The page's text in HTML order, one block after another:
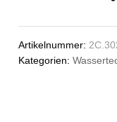
Artikelnummer:
Kategorien: